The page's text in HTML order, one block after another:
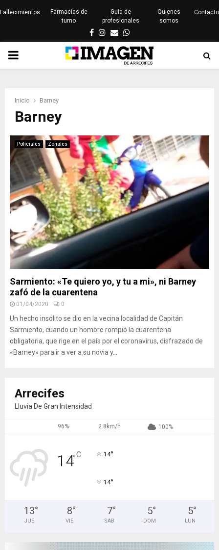
Fallecimientos
Farmacias de
turno
Guía de
profesionales
Quienes
somos
Contacto
Facebook
Instagram
EmailWhatsapp
PRIMARY
Inicio Barney
Barney
Policiales Zonales
Sarmiento: «Te quiero yo, y tu a mi», ni Barney
zafó de la cuarentena
01/04/2020 0
Un hecho insólito se dio en la vecina localidad de Capitán
Sarmiento, cuando un hombre rompió la cuarentena
obligatoria, que rige en el país por el coronavirus, disfrazado de
«Barney» para ir a ver a su novia y...
Arrecifes
Lluvia De Gran Intensidad
96% 2.8km/h 100%
14°C 14°
14°
13°
JUE
8°
VIE
7°
SAB
5°
DOM
5°
LUN